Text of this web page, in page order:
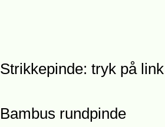
Strikkepinde: tryk på
Bambus rundpinde